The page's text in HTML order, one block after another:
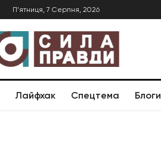
П’ятниця, 7 Серпня, 2026
Лайфхак Спецтема Блоги